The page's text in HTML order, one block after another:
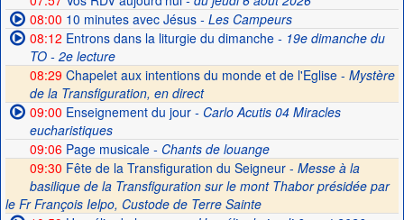
08:00 10 minutes avec Jésus- Les Campeurs
08:12 Entrons dans la liturgie du dimanche- 19e dimanche du
TO - 2e lecture
08:29 Chapelet aux intentions du monde et de l'Eglise - Mystère
de la Transfiguration, en direct
09:00 Enseignement du jour- Carlo Acutis 04 Miracles
eucharistiques
09:06Page musicale- Chants de louange
09:30 Fête de la Transfiguration du Seigneur - Messe à la
basilique de la Transfiguration sur le mont Thabor présidée par
le Fr François Ielpo, Custode de Terre Sainte